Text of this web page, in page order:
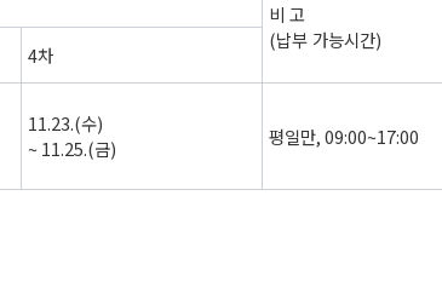
비 고
(납부 가능시간)
4차
11.23.(수)
~ 11.25.(금) 평일만, 09:00~17:00